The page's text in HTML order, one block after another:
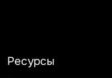
Ресурсы